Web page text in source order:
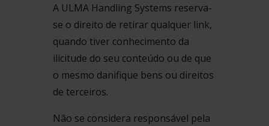
A ULMA Handling Systems reserva-
se o direito de retirar qualquer link,
quando tiver conhecimento da
ilicitude do seu conteúdo ou de que
o mesmo danifique bens ou direitos
de terceiros.
Não se considera responsável pela